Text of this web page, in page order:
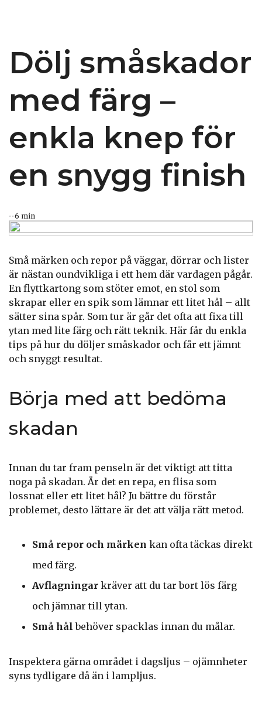
Dölj småskador
med färg –
enkla knep för
en snygg finish
6 min
Små märken och repor på väggar, dörrar och lister
är nästan oundvikliga i ett hem där vardagen pågår.
En flyttkartong som stöter emot, en stol som
skrapar eller en spik som lämnar ett litet hål – allt
sätter sina spår. Som tur är går det ofta att fixa till
ytan med lite färg och rätt teknik. Här får du enkla
tips på hur du döljer småskador och får ett jämnt
och snyggt resultat.
Börja med att bedöma
skadan
Innan du tar fram penseln är det viktigt att titta
noga på skadan. Är det en repa, en flisa som
lossnat eller ett litet hål? Ju bättre du förstår
problemet, desto lättare är det att välja rätt metod.
Små repor och märken kan ofta täckas direkt
med färg.
Avflagningar kräver att du tar bort lös färg
och jämnar till ytan.
Små hål behöver spacklas innan du målar.
Inspektera gärna området i dagsljus – ojämnheter
syns tydligare då än i lampljus.